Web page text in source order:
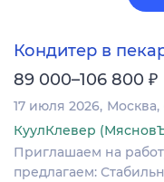
Кондитер в
89 000–106 800 ₽
17 июля 2026 Москва
КуулКлевер
Приглашаем на
предлагаем: